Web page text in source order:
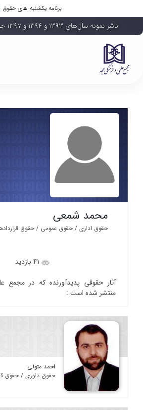
برنامه یکشنبه های حقوق
ناشر نمونه سال‌های ۱۳۹۳ و ۱۳۹۴ و ۱۳۹۷ جمهوری اسلامی ایران
محمد شمعی
حقوق اداری / حقوق عمومی / حقوق
آثار حقوقی پدیدآورنده که در مجمع
منتشر شده است :
احمد متولی
حقوق داوری / حقوق